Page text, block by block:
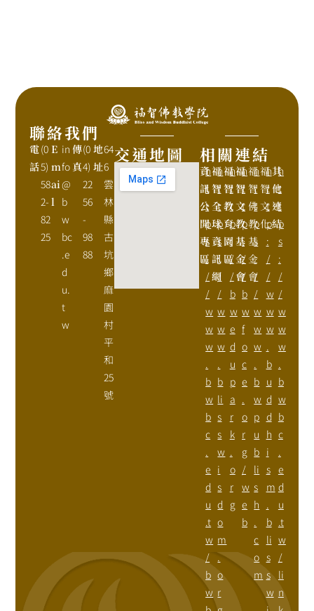
聯絡我們
電
話
(0
5)
58
2-
82
25
E
m
ai
l
in
fo
@
b
w
bc
.e
d
u.
t
w
傳
真
(0
4)
22
56
-
98
88
地
址
64
6
雲
林
縣
古
坑
鄉
麻
園
村
平
和
25
號
交通地圖 相關連結
資
訊
公
開
專
區
h
t
t
p
s
:
/
/
w
w
w
.
b
w
b
c
.
e
d
u
.t
w
/
b
w
福
智
全
球
資
訊
網
h
t
t
p
s
:
/
/
w
w
w
.
b
li
s
s
w
i
s
d
o
m
.
o
r
福
智
教
育
園
區
h
t
t
p
:
/
/
b
w
e
d
u
p
a
r
k
.
o
r
g
福
智
文
教
基
金
會
h
t
t
p
:
/
/
b
w
f
o
c
e
.
o
r
g
/
w
e
b
福
智
佛
教
基
金
會
h
t
t
p
s
:
/
/
w
w
w
.
b
w
p
u
b
li
s
h
.
c
o
m
福
智
文
化
h
t
t
p
:
/
/
w
w
w
.
b
u
d
d
h
i
s
m
.
b
li
s
s
w
其
他
連
結
h
t
t
p
s
:
/
/
w
w
w
.
b
w
b
c
.
e
d
u
.t
w
/
li
n